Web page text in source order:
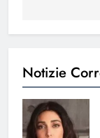
Notizie